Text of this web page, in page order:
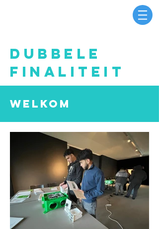
Dubbele
FinaliteiT
WELKOM